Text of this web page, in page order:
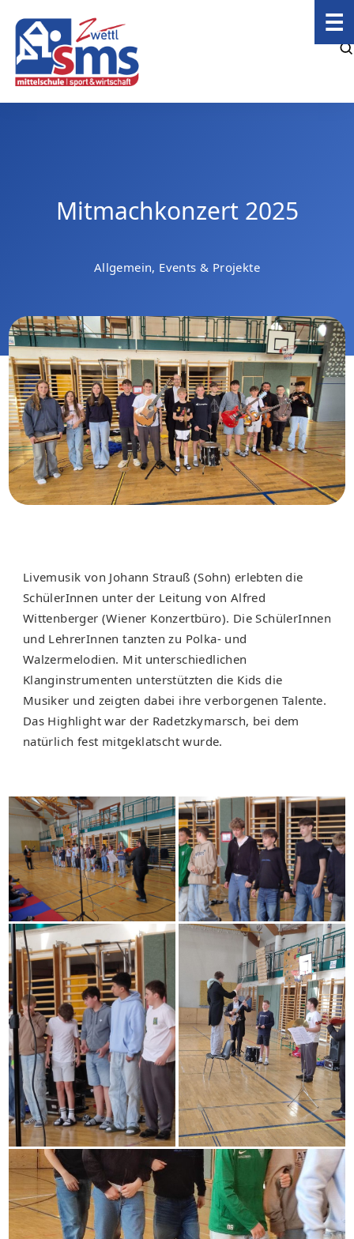
☰
Mitmachkonzert 2025
Allgemein, Events & Projekte
Livemusik von Johann Strauß (Sohn) erlebten die
SchülerInnen unter der Leitung von Alfred
Wittenberger (Wiener Konzertbüro). Die SchülerInnen
und LehrerInnen tanzten zu Polka- und
Walzermelodien. Mit unterschiedlichen
Klanginstrumenten unterstützten die Kids die
Musiker und zeigten dabei ihre verborgenen Talente.
Das Highlight war der Radetzkymarsch, bei dem
natürlich fest mitgeklatscht wurde.